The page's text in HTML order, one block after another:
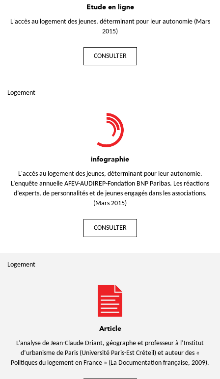
Etude en ligne
L'accès au logement des jeunes, déterminant pour leur autonomie (Mars
2015)
CONSULTER
Logement
infographie
L'accès au logement des jeunes, déterminant pour leur autonomie.
L’enquête annuelle AFEV-AUDIREP-Fondation BNP Paribas. Les réactions
d’experts, de personnalités et de jeunes engagés dans les associations.
(Mars 2015)
CONSULTER
Logement
Article
L’analyse de Jean-Claude Driant, géographe et professeur à l’Institut
d’urbanisme de Paris (Université Paris-Est Créteil) et auteur des «
Politiques du logement en France » (La Documentation française, 2009).